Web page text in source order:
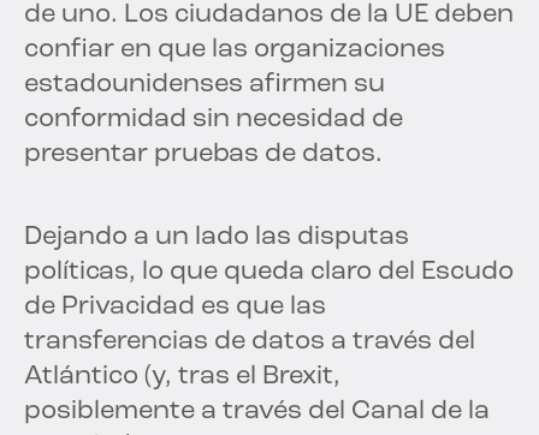
de uno. Los ciudadanos de la UE deben
confiar en que las organizaciones
estadounidenses afirmen su
conformidad sin necesidad de
presentar pruebas de datos.
Dejando a un lado las disputas
políticas, lo que queda claro del Escudo
de Privacidad es que las
transferencias de datos a través del
Atlántico (y, tras el Brexit,
posiblemente a través del Canal de la